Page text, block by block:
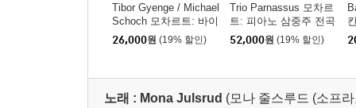
Tibor Gyenge / Michael
Schoch 모차르트: 바이
올린 소나타집 (Mozart:
Violin Sonatas) [SACD
26,000원 (19% 할인)
Trio Parnassus 모차르
트: 피아노 삼중주 전곡
(Mozart: Complete Pia
no Trios)
52,000원 (19% 할인)
노래 : Mona Julsrud (모나 줄스루드 (소프